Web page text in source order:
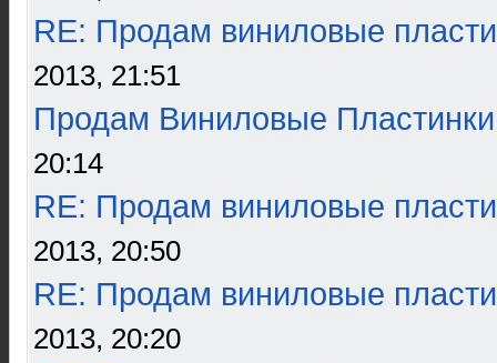
RE: Продам виниловые
2013, 21:51
Продам Виниловые Пластинки
20:14
RE: Продам виниловые
2013, 20:50
RE: Продам виниловые
2013, 20:20